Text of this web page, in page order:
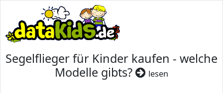
Segelflieger für Kinder kaufen - welche
Modelle gibts?
lesen